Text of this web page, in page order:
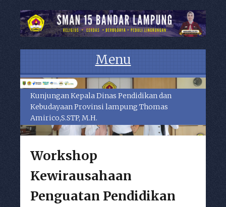
Menu
Skip to content
Kunjungan Kepala Dinas Pendidikan dan
Kebudayaan Provinsi lampung Thomas
Amirico,S.STP, M.H.
Workshop
Kewirausahaan
Penguatan Pendidikan